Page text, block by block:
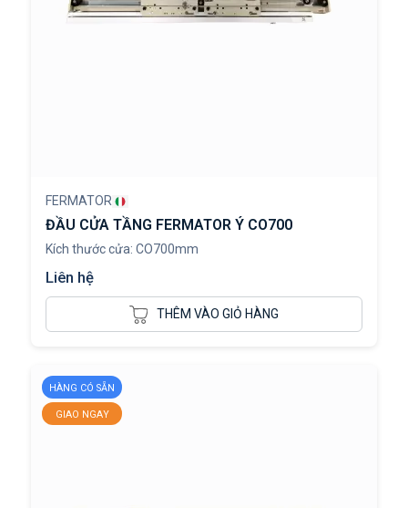
FERMATOR
ĐẦU CỬA TẦNG FERMATOR Ý CO700
Kích thước cửa: CO700mm
Liên hệ
THÊM VÀO GIỎ HÀNG
HÀNG CÓ SẴN
GIAO NGAY